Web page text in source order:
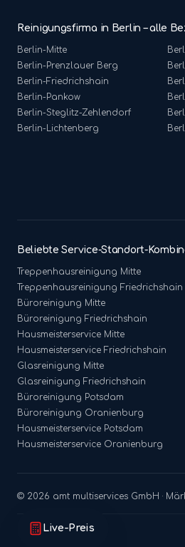
Reinigungsfirma in Berlin – alle
Berlin-Mitte
Berlin-Prenzlauer Berg
Berlin-Friedrichshain
Berlin-Pankow
Berlin-Steglitz-Zehlendorf
Berlin- Lichtenberg
Beliebte Service-Standort-
Treppenhausreinigung Mitte
Treppenhausreinigung Friedrichshain
Büroreinigung Mitte
Büroreinigung Friedrichshain
Hausmeisterservice Mitte
Hausmeisterservice Friedrichshain
Glasreinigung Mitte
Glasreinigung Friedrichshain
Büroreinigung Potsdam
Büroreinigung Oranienburg
Hausmeisterservice Potsdam
Hausmeisterservice Oranienburg
© 2026 amt multiservices GmbH ·
Live-Preis